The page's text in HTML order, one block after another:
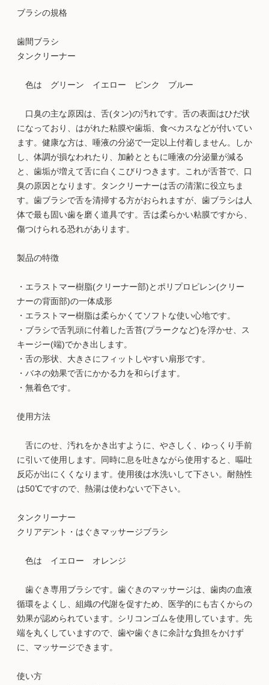
ブラシの規格
歯間ブラシ
タンクリーナー
色は グリーン イエロー ピンク ブルー
口臭の主な原因は、舌(タン)の汚れです。舌の表面はひだ状
になっており、はがれた粘膜や歯垢、食べカスなどが付いてい
ます。健康な方は、唾液の分泌で一定以上付着しません。しか
し、体調が損なわれたり、加齢とともに唾液の分泌量が減る
と、歯垢が増えて舌に白くこびりつきます。これが舌苔で、口
臭の原因となります。タンクリーナーは舌の清潔に役立ちま
す。歯ブラシで舌を清掃する方がおられますが、歯ブラシは人
体で最も固い歯を磨く道具です。舌は柔らかい粘膜ですから、
傷つけられる恐れがあります。
製品の特徴
・エラストマー樹脂(クリーナー部)とポリプロピレン(クリー
ナーの背面部)の一体成形
・エラストマー樹脂は柔らかくてソフトな使い心地です。
・ブラシで舌乳頭に付着した舌苔(プラークなど)を浮かせ、ス
キージー(端)でかき出します。
・舌の形状、大きさにフィットしやすい扇形です。
・バネの効果で舌にかかる力を和らげます。
・無着色です。
使用方法
舌にのせ、汚れをかき出すように、やさしく、ゆっくり手前
に引いて使用します。同時に息を吐きながら使用すると、嘔吐
反応が出にくくなります。使用後は水洗いして下さい。耐熱性
は50℃ですので、熱湯は使わないで下さい。
タンクリーナー
クリアデント・はぐきマッサージブラシ
色は イエロー オレンジ
歯ぐき専用ブラシです。歯ぐきのマッサージは、歯肉の血液
循環をよくし、組織の代謝を促すため、医学的にも古くからの
効果が認められています。シリコンゴムを使用しています。先
端を丸くしていますので、歯や歯ぐきに余計な負担をかけず
に、マッサージできます。
使い方